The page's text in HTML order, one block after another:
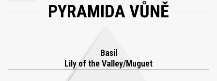
opulentní bazalka, jemné kouzlo hyacintu, konvalinky a omamná
černého rybízu a styralyl acetátu, které dodávají vůni jiskřivý, lesklý
charakter a nádech současné sofistikovanosti. Čisté chypre a
kožené akordy, zjednodušené z původní komplexnosti, propůjčují
PYRAMIDA VŮNĚ
Basil
Lily of the Valley/Muguet